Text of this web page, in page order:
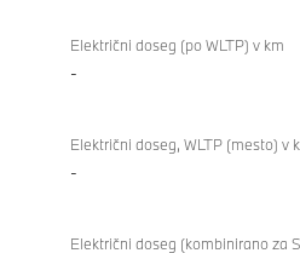
Električni doseg (po WLTP) v km
-
Električni doseg, WLTP (mesto) v
-
Električni doseg (kombinirano za